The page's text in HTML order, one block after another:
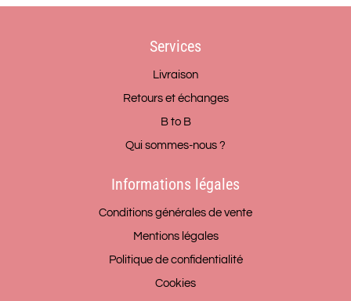
Services
Livraison
Retours et échanges
B to B
Qui sommes-nous ?
Informations légales
Conditions générales de vente
Mentions légales
Politique de confidentialité
Cookies